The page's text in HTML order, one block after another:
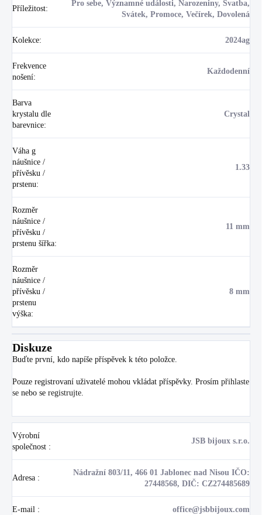
Příležitost:
Pro sebe, Významné události, Narozeniny, Svatba,
Svátek, Promoce, Večírek, Dovolená
Kolekce: 2024ag
Frekvence
nošení:
Každodenní
Barva
krystalu dle
barevnice:
Crystal
Váha g
náušnice /
přívěsku /
prstenu:
1.33
Rozměr
náušnice /
přívěsku /
prstenu šířka:
11 mm
Rozměr
náušnice /
přívěsku /
prstenu
výška:
8 mm
Diskuze
Buďte první, kdo napíše příspěvek k této položce.
Pouze registrovaní uživatelé mohou vkládat příspěvky. Prosím přihlaste
se nebo se registrujte
Výrobní
společnost :
JSB bijoux s.r.o.
Adresa :
Nádražní 803/11, 466 01 Jablonec nad Nisou IČO:
27448568, DIČ: CZ274485689
E-mail : office@jsbbijoux.com